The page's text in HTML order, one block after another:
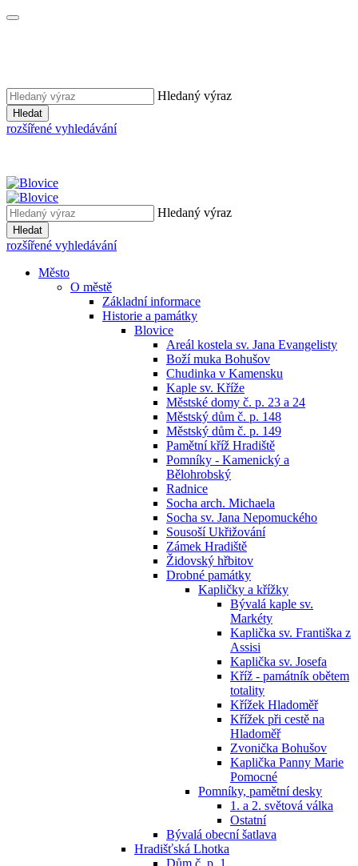
Hledaný výraz
Hledat
rozšířené vyhledávání
Hledaný výraz
Hledat
rozšířené vyhledávání
Město
O městě
Základní informace
Historie a památky
Blovice
Areál kostela sv. Jana Evangelisty
Boží muka Bohušov
Chudinka v Kamensku
Kaple sv. Kříže
Městské domy č. p. 23 a 24
Městský dům č. p. 148
Městský dům č. p. 149
Pamětní kříž Hradiště
Pomníky - Kamenický a
Bělohrobský
Radnice
Socha arch. Michaela
Socha sv. Jana Nepomuckého
Sousoší Ukřižování
Zámek Hradiště
Židovský hřbitov
Drobné památky
Kapličky a křížky
Bývalá kaple sv.
Markéty
Kaplička sv. Františka z
Assisi
Kaplička sv. Josefa
Kříž - památník obětem
totality
Křížek Hladoměř
Křížek při cestě na
Hladoměř
Zvonička Bohušov
Kaplička Panny Marie
Pomocné
Pomníky, pamětní desky
1. a 2. světová válka
Ostatní
Bývalá obecní šatlava
Hradišťská Lhotka
Dům č. p. 1